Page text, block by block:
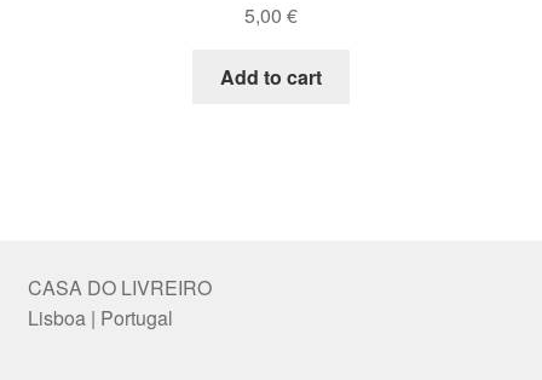
5,00 €
Add to cart
CASA DO LIVREIRO
Lisboa | Portugal